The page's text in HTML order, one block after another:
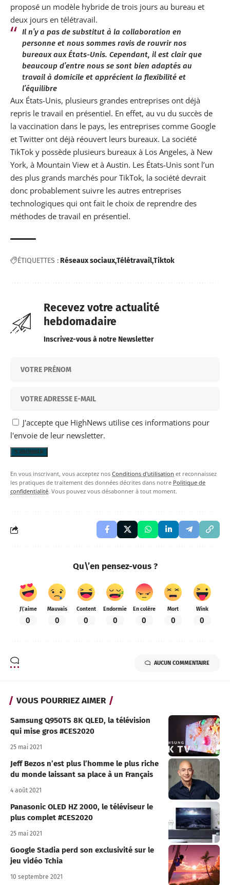
proposé un modèle hybride de trois jours au bureau et
deux jours en télétravail.
Il n’y a pas de substitut à la collaboration en
personne et nous sommes ravis de rouvrir nos
bureaux aux États-Unis. Cependant, il est clair que
beaucoup d’entre nous se sont bien adaptés au
travail à domicile et apprécient la flexibilité et
l’équilibre
Aux États-Unis, plusieurs grandes entreprises ont déjà
repris le travail en présentiel. En effet, au vu du succès de
la vaccination dans le pays, les entreprises comme Google
et Twitter ont déjà réouvert leurs bureaux. La société
TikTok y possède plusieurs bureaux à Los Angeles, à New
York, à Mountain View et à Austin. Les États-Unis sont l’un
des plus grands marchés pour TikTok, la société devrait
donc probablement suivre les autres entreprises
technologiques qui ont fait le choix de reprendre des
méthodes de travail en présentiel.
ÉTIQUETTES : Réseaux sociauxTélétravailTiktok
Recevez votre actualité
hebdomadaire
Inscrivez-vous à notre Newsletter
J'accepte que HighNews utilise ces informations pour
l'envoie de leur newsletter.
En vous inscrivant, vous acceptez nos Conditions d'utilisation et reconnaissez
les pratiques de traitement des données décrites dans notre Politique de
confidentialité. Vous pouvez vous désabonner à tout moment.
Qu\’en pensez-vous ?
J\'aime
0
Mauvais
0
Content
0
Endormie
0
En colère
0
Mort
0
Wink
0
AUCUN COMMENTAIRE
VOUS POURRIEZ AIMER
Samsung Q950TS 8K QLED, la télévision
qui mise gros #CES2020
25 mai 2021
Jeff Bezos n’est plus l’homme le plus riche
du monde laissant sa place à un Français
4 août 2021
Panasonic OLED HZ 2000, le téléviseur le
plus complet #CES2020
25 mai 2021
Google Stadia perd son exclusivité sur le
jeu vidéo Tchia
10 septembre 2021